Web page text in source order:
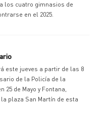
los cuatro gimnasios de
en el 2025.
este jueves a partir de las 8
de la Policía de la
25 de Mayo y Fontana,
plaza San Martín de esta